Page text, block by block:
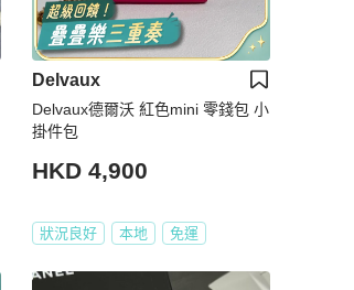
Delvaux
Delvaux德爾沃 紅色mini 零錢包 小
掛件包
HKD 4,900
狀況良好 本地 免運